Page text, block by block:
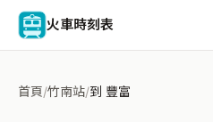
火車時刻表
首頁/竹南站/到 豐富